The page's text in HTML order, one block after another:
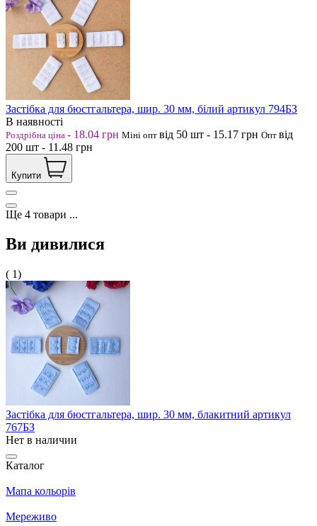
Застібка для бюстгальтера, шир. 30 мм, білий артикул 794БЗ
В наявності
Роздрібна ціна - 18.04 грн Міні опт від 50 шт - 15.17 грн Опт від
200 шт - 11.48 грн
Купити
Ще 4 товари ...
Ви дивилися
( 1)
Застібка для бюстгальтера, шир. 30 мм, блакитний артикул
767БЗ
Нет в наличии
Каталог
Мапа кольорів
Мереживо